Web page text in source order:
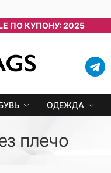
ПО КУПОНУ: 2025
ОДЕЖДА
плечо